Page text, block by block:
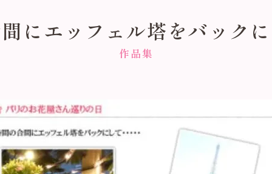
作品集
にエッフェル塔をバック